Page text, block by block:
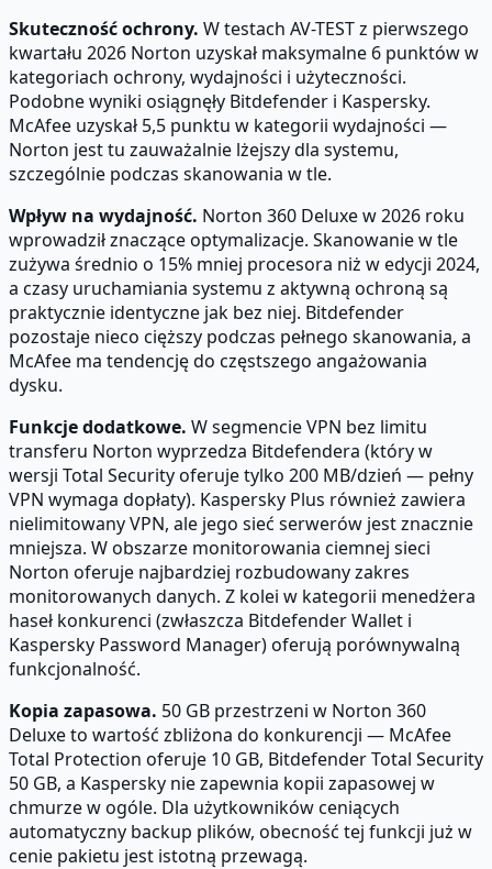
Skuteczność ochrony. W testach AV-TEST z pierwszego
kwartału 2026 Norton uzyskał maksymalne 6 punktów w
kategoriach ochrony, wydajności i użyteczności.
Podobne wyniki osiągnęły Bitdefender i Kaspersky.
McAfee uzyskał 5,5 punktu w kategorii wydajności —
Norton jest tu zauważalnie lżejszy dla systemu,
szczególnie podczas skanowania w tle.
Wpływ na wydajność. Norton 360 Deluxe w 2026 roku
wprowadził znaczące optymalizacje. Skanowanie w tle
zużywa średnio o 15% mniej procesora niż w edycji 2024,
a czasy uruchamiania systemu z aktywną ochroną są
praktycznie identyczne jak bez niej. Bitdefender
pozostaje nieco cięższy podczas pełnego skanowania, a
McAfee ma tendencję do częstszego angażowania
dysku.
Funkcje dodatkowe. W segmencie VPN bez limitu
transferu Norton wyprzedza Bitdefendera (który w
wersji Total Security oferuje tylko 200 MB/dzień — pełny
VPN wymaga dopłaty). Kaspersky Plus również zawiera
nielimitowany VPN, ale jego sieć serwerów jest znacznie
mniejsza. W obszarze monitorowania ciemnej sieci
Norton oferuje najbardziej rozbudowany zakres
monitorowanych danych. Z kolei w kategorii menedżera
haseł konkurenci (zwłaszcza Bitdefender Wallet i
Kaspersky Password Manager) oferują porównywalną
funkcjonalność.
Kopia zapasowa. 50 GB przestrzeni w Norton 360
Deluxe to wartość zbliżona do konkurencji — McAfee
Total Protection oferuje 10 GB, Bitdefender Total Security
50 GB, a Kaspersky nie zapewnia kopii zapasowej w
chmurze w ogóle. Dla użytkowników ceniących
automatyczny backup plików, obecność tej funkcji już w
cenie pakietu jest istotną przewagą.